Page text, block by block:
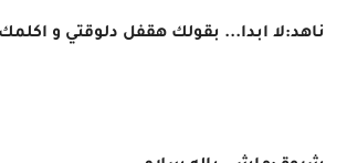
ناهد:لا ابدا... بقولك هقفل دلوقتي و